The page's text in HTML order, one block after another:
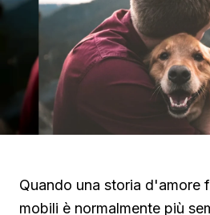
Quando una storia d'amore
mobili è normalmente più